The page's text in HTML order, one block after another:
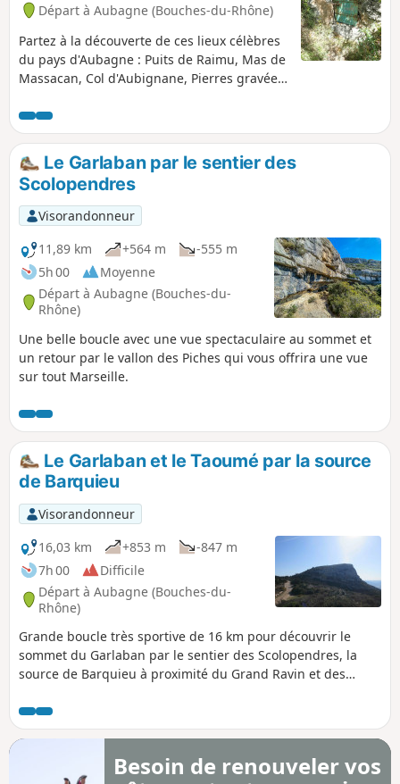
Départ à Aubagne (Bouches-du-Rhône)
Partez à la découverte de ces lieux célèbres
du pays d'Aubagne : Puits de Raimu, Mas de
Massacan, Col d'Aubignane, Pierres gravées
Garlaban, Puits du Mûrier, Baume Sourne,
Pic du Taoumé, Grotte de Grosibou, Pas du
Loup et Pierre Gravée du Berger, Jas de
Batisto, Tête Ronde, Barres du Saint Esprit et
ruines du Village d'Aubignane du film
Regain.
Le Garlaban par le sentier des
Scolopendres
Visorandonneur
11,89 km
+564 m
-555 m
5h 00
Moyenne
Départ à Aubagne (Bouches-du-
Rhône)
Une belle boucle avec une vue spectaculaire au sommet et
un retour par le vallon des Piches qui vous offrira une vue
sur tout Marseille.
Le Garlaban et le Taoumé par la source
de Barquieu
Visorandonneur
16,03 km
+853 m
-847 m
7h 00
Difficile
Départ à Aubagne (Bouches-du-
Rhône)
Grande boucle très sportive de 16 km pour découvrir le
sommet du Garlaban par le sentier des Scolopendres, la
source de Barquieu à proximité du Grand Ravin et des
par le Puits du Murier et Baume Sourne à visiter en plein
soleil ou avec une lampe torche puissante. Enfin, le Pic du
du Loup vers le Col d'Aubignane.
Besoin de renouveler vos